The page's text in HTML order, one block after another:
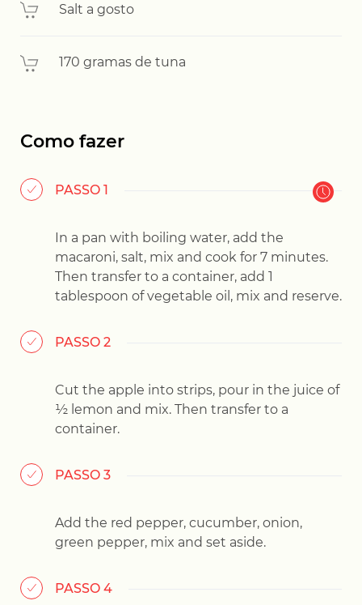
Como fazer
PASSO 1
In a pan with boiling water, add the
macaroni, salt, mix and cook for 7 minutes.
Then transfer to a container, add 1
tablespoon of vegetable oil, mix and reserve.
PASSO 2
Cut the apple into strips, pour in the juice of
½ lemon and mix. Then transfer to a
container.
PASSO 3
Add the red pepper, cucumber, onion,
green pepper, mix and set aside.
PASSO 4
Salt a gosto
170 gramas de tuna